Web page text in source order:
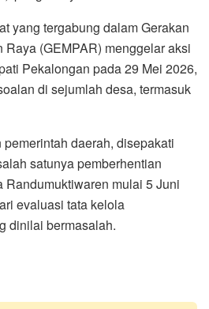
yang tergabung dalam Gerakan
(GEMPAR) menggelar aksi
Pekalongan pada 29 Mei 2026,
di sejumlah desa, termasuk
daerah, disepakati
satunya pemberhentian
Randumuktiwaren mulai 5 Juni
evaluasi tata kelola
dinilai bermasalah.